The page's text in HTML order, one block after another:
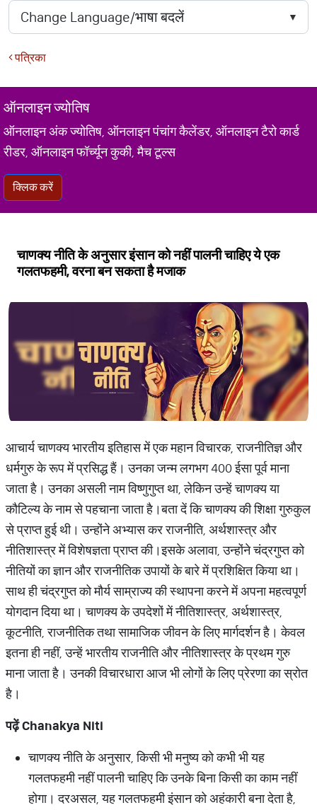
पत्रिका
ऑनलाइन ज्योतिष
ऑनलाइन अंक ज्योतिष, ऑनलाइन पंचांग कैलेंडर, ऑनलाइन टैरो कार्ड
रीडर, ऑनलाइन फॉर्च्यून कुकी, मैच टूल्स
क्लिक करें
चाणक्य नीति के अनुसार इंसान को नहीं पालनी चाहिए ये एक
गलतफहमी, वरना बन सकता है मजाक
आचार्य चाणक्य भारतीय इतिहास में एक महान विचारक, राजनीतिज्ञ और
धर्मगुरु के रूप में प्रसिद्ध हैं। उनका जन्म लगभग 400 ईसा पूर्व माना
जाता है। उनका असली नाम विष्णुगुप्त था, लेकिन उन्हें चाणक्य या
कौटिल्य के नाम से पहचाना जाता है।बता दें कि चाणक्य की शिक्षा गुरुकुल
से प्राप्त हुई थी। उन्होंने अभ्यास कर राजनीति, अर्थशास्त्र और
नीतिशास्त्र में विशेषज्ञता प्राप्त की।इसके अलावा, उन्होंने चंद्रगुप्त को
नीतियों का ज्ञान और राजनीतिक उपायों के बारे में प्रशिक्षित किया था।
साथ ही चंद्रगुप्त को मौर्य साम्राज्य की स्थापना करने में अपना महत्वपूर्ण
योगदान दिया था। चाणक्य के उपदेशों में नीतिशास्त्र, अर्थशास्त्र,
कूटनीति, राजनीतिक तथा सामाजिक जीवन के लिए मार्गदर्शन है। केवल
इतना ही नहीं, उन्हें भारतीय राजनीति और नीतिशास्त्र के प्रथम गुरु
माना जाता है। उनकी विचारधारा आज भी लोगों के लिए प्रेरणा का स्रोत
है।
पढ़ेंChanakya Niti
चाणक्य नीति के अनुसार, किसी भी मनुष्य को कभी भी यह
गलतफहमी नहीं पालनी चाहिए कि उनके बिना किसी का काम नहीं
होगा। दरअसल, यह गलतफहमी इंसान को अहंकारी बना देता है,